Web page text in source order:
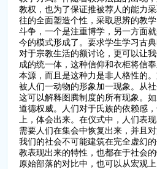
教权，也为了保证推被荐人的能力
往的全面塑造个性，采取思辨的教
斗争，一个是注重博学，另一方面
今的模式形成了。要求学生学习古
对于宗教生活的额讨论，更可以让
成的统一体，这种信仰和衣柜将信
本源，而且是这种力是非人格性的
被人们一动物的形象加一现象。从
这可以解释图腾制度的所有现象。
道德权威。人们对于氏族的依赖感
上，体会出来。在仪式中，人们表
需要人们在集会中恢复出来，并且
我们的社会不可能建筑在完全虚幻
教表现出来的特性，也都在于社会
原始部落的对比中，也可以从宏观